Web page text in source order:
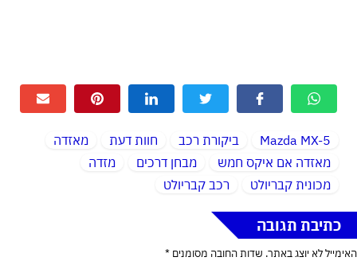
Mazda MX-5 ביקורת רכב חוות דעת
מאזדה
מאזדה אם איקס חמש
מבחן דרכים
מזדה
מכונית קבריולט
רכב קבריולט
כתיבת תגובה
האימייל לא יוצג באתר. שדות החובה מסומנים *